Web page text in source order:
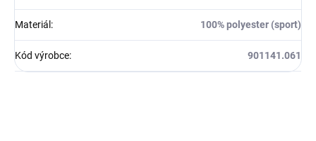
Materiál : 100% polyester (sport)
Kód výrobce: 901141.061